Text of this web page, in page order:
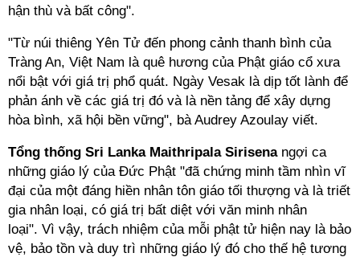
hận thù và bất công".
"Từ núi thiêng Yên Tử đến phong cảnh thanh bình của
Tràng An, Việt Nam là quê hương của Phật giáo cổ xưa
nổi bật với giá trị phổ quát. Ngày Vesak là dịp tốt lành để
phản ánh về các giá trị đó và là nền tảng để xây dựng
hòa bình, xã hội bền vững", bà Audrey Azoulay viết.
Tổng thống Sri Lanka Maithripala Sirisenangợi ca
những giáo lý của Đức Phật "đã chứng minh tầm nhìn vĩ
đại của một đáng hiền nhân tôn giáo tối thượng và là triết
gia nhân loại, có giá trị bất diệt với văn minh nhân
loại". Vì vậy, trách nhiệm của mỗi phật tử hiện nay là bảo
vệ, bảo tồn và duy trì những giáo lý đó cho thế hệ tương